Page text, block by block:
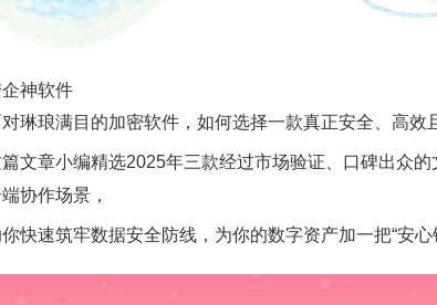
神软件
琳琅满目的加密软件，如何选择一款真正安全、高效
文章小编精选2025年三款经过市场验证、口碑出众
协作场景，
快速筑牢数据安全防线，为你的数字资产加一把“安心